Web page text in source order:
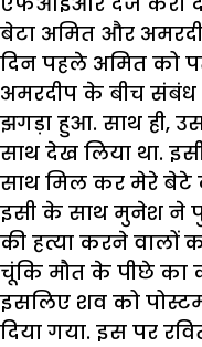
बेटा अमित और
दिन पहले अमित को
अमरदीप के बीच संबंध
झगड़ा हुआ. साथ ही,
साथ देख लिया था.
साथ मिल कर मेरे बेटे
इसी के साथ मुनेश ने
की हत्या करने वालों
चूंकि मौत के पीछे का
इसलिए शव को
दिया गया. इस पर